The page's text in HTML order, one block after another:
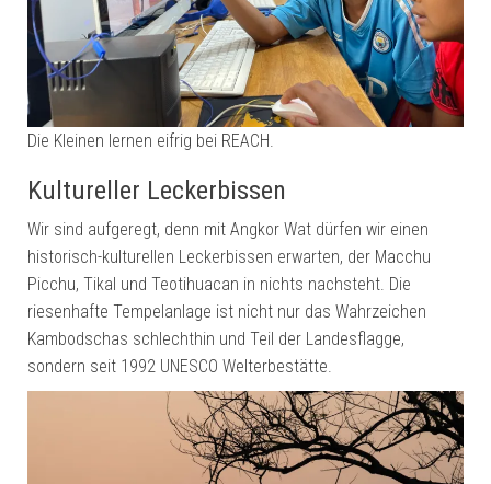
Die Kleinen lernen eifrig bei REACH.
Kultureller Leckerbissen
Wir sind aufgeregt, denn mit Angkor Wat dürfen wir einen
historisch-kulturellen Leckerbissen erwarten, der Macchu
Picchu, Tikal und Teotihuacan in nichts nachsteht. Die
riesenhafte Tempelanlage ist nicht nur das Wahrzeichen
Kambodschas schlechthin und Teil der Landesflagge,
sondern seit 1992 UNESCO Welterbestätte.